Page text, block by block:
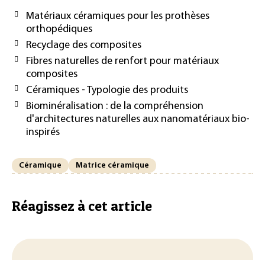
Matériaux céramiques pour les prothèses
orthopédiques
Recyclage des composites
Fibres naturelles de renfort pour matériaux
composites
Céramiques - Typologie des produits
Biominéralisation : de la compréhension
d'architectures naturelles aux nanomatériaux bio-
inspirés
Céramique Matrice céramique
Réagissez à cet article